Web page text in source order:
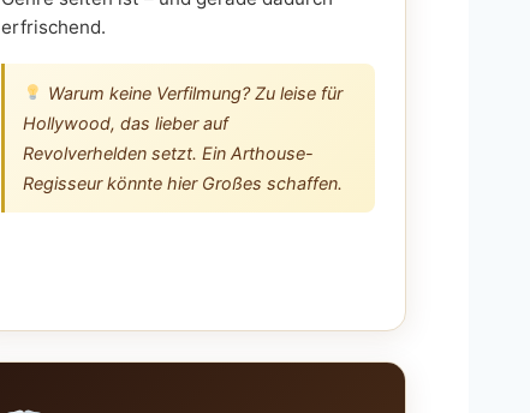
erfrischend.
Warum keine Verfilmung? Zu leise für
Hollywood, das lieber auf
Revolverhelden setzt. Ein Arthouse-
Regisseur könnte hier Großes schaffen.